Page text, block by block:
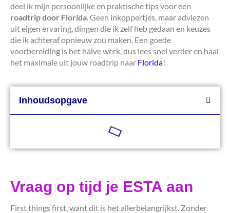
deel ik mijn persoonlijke en praktische tips voor een
roadtrip door Florida . Geen inkoppertjes, maar adviezen
uit eigen ervaring, dingen die ik zelf heb gedaan en keuzes
die ik achteraf opnieuw zou maken. Een goede
voorbereiding is het halve werk, dus lees snel verder en haal
het maximale uit jouw roadtrip naar Florida!
Inhoudsopgave
Vraag op tijd je ESTA aan
First things first, want dit is het allerbelangrijkst. Zonder